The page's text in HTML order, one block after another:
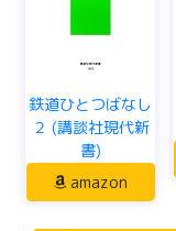
鉄道ひとつばなし
２ (講談社現代新
書)
amazon